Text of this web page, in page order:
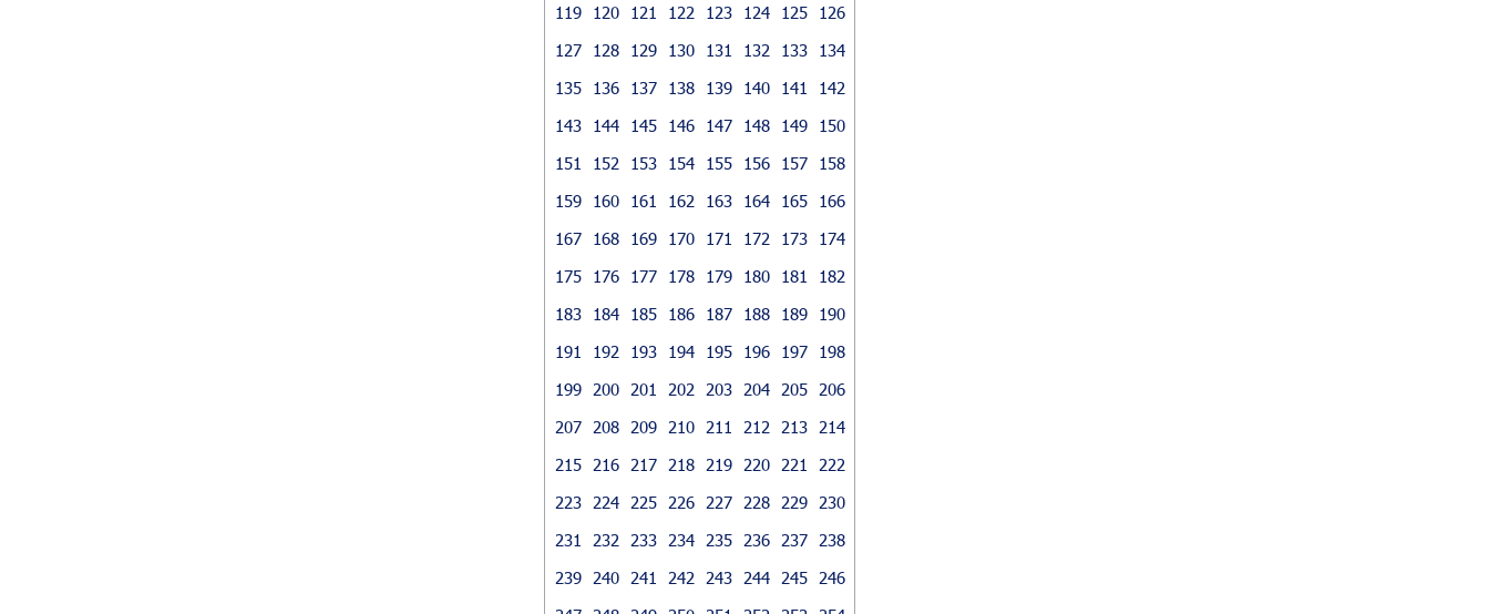
119
120 121 122 123 124 125
126
127
128 129 130 131 132 133
134
135
136 137 138 139 140 141
142
143
144 145 146 147 148 149
150
151
152 153 154 155 156 157
158
159
160 161 162 163 164 165
166
167
168 169 170 171 172 173
174
175
176 177 178 179 180 181
182
183
184 185 186 187 188 189
190
191
192 193 194 195 196 197
198
199
200 201 202 203 204 205
206
207
208 209 210 211 212 213
214
215
216 217 218 219 220 221
222
223
224 225 226 227 228 229
230
231
232 233 234 235 236 237
238
239
240 241 242 243 244 245
246